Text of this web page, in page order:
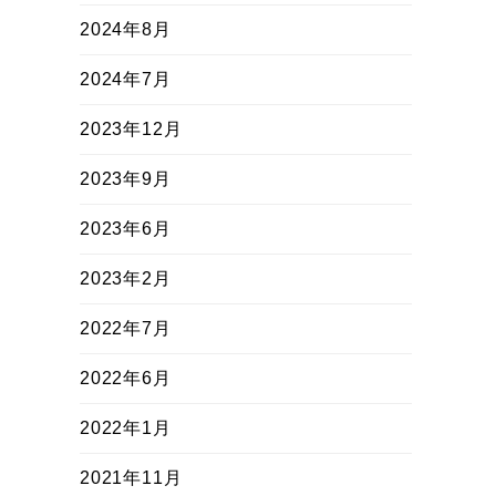
2024年8月
2024年7月
2023年12月
2023年9月
2023年6月
2023年2月
2022年7月
2022年6月
2022年1月
2021年11月